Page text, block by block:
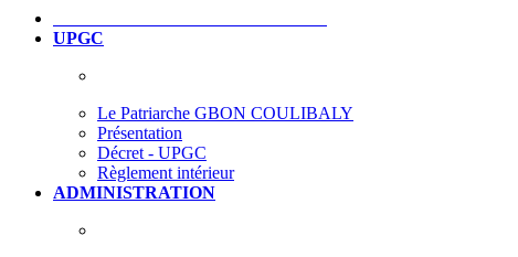
UPGC
Le Patriarche GBON COULIBALY
Présentation
Décret - UPGC
Règlement intérieur
ADMINISTRATION